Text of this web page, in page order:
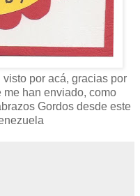
por acá, gracias por
me han enviado, como
Gordos desde este